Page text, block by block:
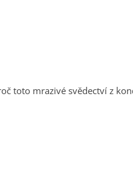
toto mrazivé svědectví z